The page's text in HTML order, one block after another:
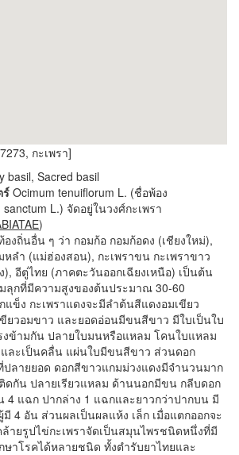
กะเพรา]
basil, Sacred basil
ร์ Ocimum tenuiflorum L. (ชื่อพ้อง
L.) จัดอยู่ในวงศ์กะเพรา
)
งถิ่นอื่น ๆ ว่า กอมก้อ กอมก้อดง (เชียงใหม่),
ลำ (แม่ฮ่องสอน), กะเพราขน กะเพราขาว
), อีตู่ไทย (ภาคตะวันออกเฉียงเหนือ) เป็นต้น
ที่มีความสูงของต้นประมาณ 30-60
ข็ง กะเพราแดงจะมีลำต้นสีแดงอมเขียว
ยวอมขาว และยอดอ่อนมีขนสีขาว มีใบเป็นใบ
งข้ามกัน ปลายใบมนหรือแหลม โคนใบแหลม
ละเป็นคลื่น แผ่นใบมีขนสีขาว ส่วนดอก
ปลายยอด ดอกสีขาวแกมม่วงแดงมีจำนวนมาก
ดกัน ปลายเรียวแหลม ด้านนอกมีขน กลีบดอก
4 แฉก ปากล่าง 1 แฉกและยาวกว่าปากบน มี
4 อัน ส่วนผลเป็นผลแห้ง เล็ก เมื่อแตกออกจะ
ายรูปไข่กะเพราจัดเป็นสมุนไพรชนิดหนึ่งที่มี
าโรคได้หลายชนิด ทั้งตำรับยาไทยและ